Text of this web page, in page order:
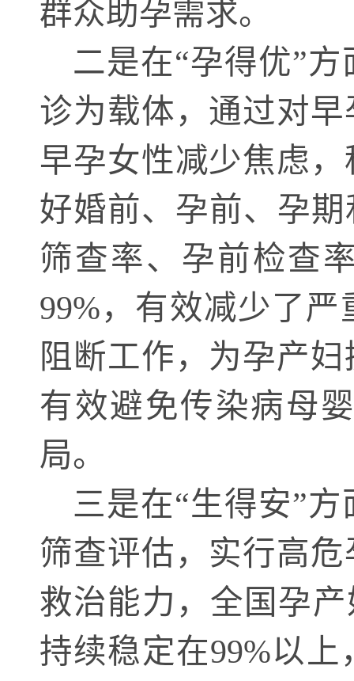
群众助孕需求。
二是在“孕得优”
诊为载体，通过对
早孕女性减少焦虑
好婚前、孕前、孕
筛查率、孕前检查
99%，有效减少了
阻断工作，为孕产
有效避免传染病母
局。
三是在“生得安”
筛查评估，实行高
救治能力，全国孕
持续稳定在99%以